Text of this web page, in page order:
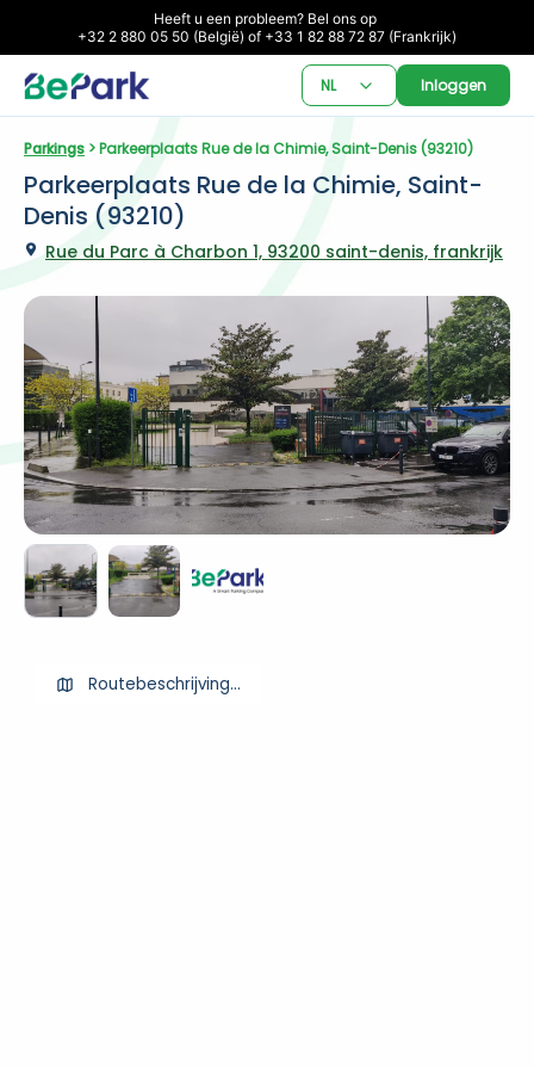
Heeft u een probleem? Bel ons op
+32 2 880 05 50 (België) of +33 1 82 88 72 87 (Frankrijk)
NL Inloggen
Parkings > Parkeerplaats Rue de la Chimie, Saint-Denis (93210)
Parkeerplaats Rue de la Chimie, Saint-
Denis (93210)
Rue du Parc à Charbon 1, 93200 saint-denis, frankrijk
Routebeschrijving ophalen